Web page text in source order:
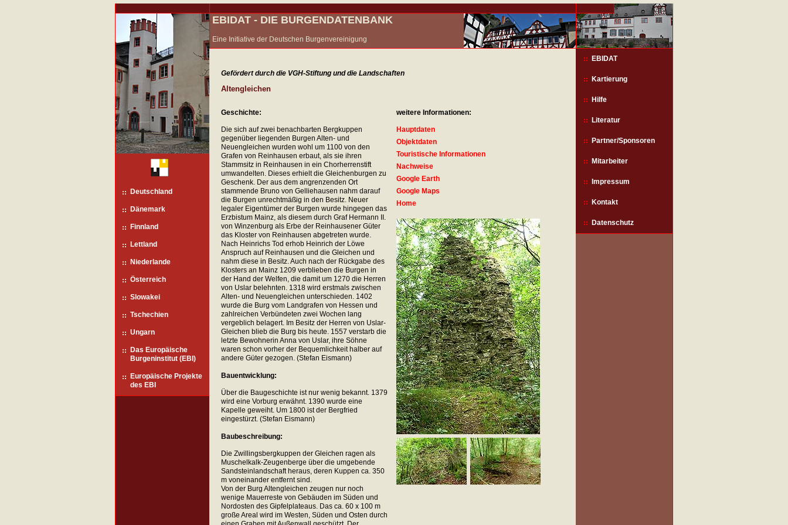
EBIDAT - DIE BURGENDATENBANK
Eine Initiative der Deutschen Burgenvereinigung
Deutschland
Dänemark
Finnland
Lettland
Niederlande
Österreich
Slowakei
Tschechien
Ungarn
Das Europäische
Burgeninstitut (EBI)
Europäische Projekte
des EBI
Gefördert durch die VGH-Stiftung und die Landschaften
Altengleichen
Geschichte:
Die sich auf zwei benachbarten Bergkuppen
gegenüber liegenden Burgen Alten- und
Neuengleichen wurden wohl um 1100 von den
Grafen von Reinhausen erbaut, als sie ihren
Stammsitz in Reinhausen in ein Chorherrenstift
umwandelten. Dieses erhielt die Gleichenburgen zu
Geschenk. Der aus dem angrenzenden Ort
stammende Bruno von Gelliehausen nahm darauf
die Burgen unrechtmäßig in den Besitz. Neuer
legaler Eigentümer der Burgen wurde hingegen das
Erzbistum Mainz, als diesem durch Graf Hermann II.
von Winzenburg als Erbe der Reinhausener Güter
das Kloster von Reinhausen abgetreten wurde.
Nach Heinrichs Tod erhob Heinrich der Löwe
Anspruch auf Reinhausen und die Gleichen und
nahm diese in Besitz. Auch nach der Rückgabe des
Klosters an Mainz 1209 verblieben die Burgen in
der Hand der Welfen, die damit um 1270 die Herren
von Uslar belehnten. 1318 wird erstmals zwischen
Alten- und Neuengleichen unterschieden. 1402
wurde die Burg vom Landgrafen von Hessen und
zahlreichen Verbündeten zwei Wochen lang
vergeblich belagert. Im Besitz der Herren von Uslar-
Gleichen blieb die Burg bis heute. 1557 verstarb die
letzte Bewohnerin Anna von Uslar, ihre Söhne
waren schon vorher der Bequemlichkeit halber auf
andere Güter gezogen. (Stefan Eismann)
Bauentwicklung:
Über die Baugeschichte ist nur wenig bekannt. 1379
wird eine Vorburg erwähnt. 1390 wurde eine
Kapelle geweiht. Um 1800 ist der Bergfried
eingestürzt. (Stefan Eismann)
Baubeschreibung:
Die Zwillingsbergkuppen der Gleichen ragen als
Muschelkalk-Zeugenberge über die umgebende
Sandsteinlandschaft heraus, deren Kuppen ca. 350
m voneinander entfernt sind.
Von der Burg Altengleichen zeugen nur noch
wenige Mauerreste von Gebäuden im Süden und
Nordosten des Gipfelplateaus. Das ca. 60 x 100 m
große Areal wird im Westen, Süden und Osten durch
weitere Informationen:
Hauptdaten
Objektdaten
Touristische Informationen
Nachweise
Google Earth
Google Maps
Home
EBIDAT
Kartierung
Hilfe
Literatur
Partner/Sponsoren
Mitarbeiter
Impressum
Kontakt
Datenschutz